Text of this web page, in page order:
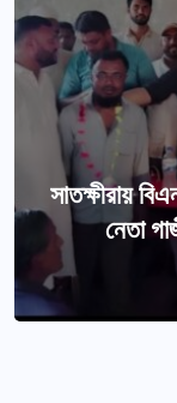
সাতক্ষীরায়
নেতা